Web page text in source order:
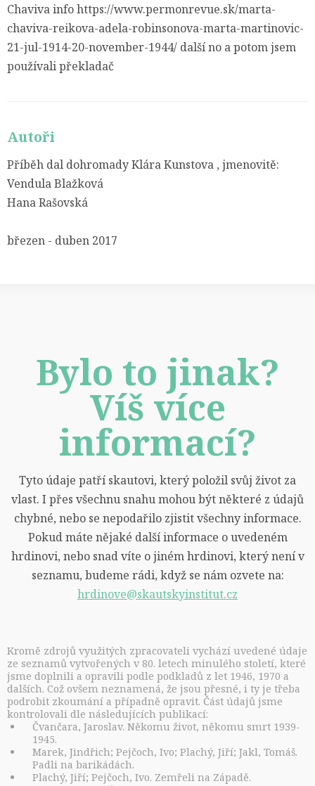
Chaviva info https://www.permonrevue.sk/marta-
chaviva-reikova-adela-robinsonova-marta-martinovic-
21-jul-1914-20-november-1944/ další no a potom jsem
používali překladač
Autoři
Příběh dal dohromady Klára Kunstova , jmenovitě:
Vendula Blažková
Hana Rašovská
březen - duben 2017
Bylo to jinak?
Víš více
informací?
Tyto údaje patří skautovi, který položil svůj život za
vlast. I přes všechnu snahu mohou být některé z údajů
chybné, nebo se nepodařilo zjistit všechny informace.
Pokud máte nějaké další informace o uvedeném
hrdinovi, nebo snad víte o jiném hrdinovi, který není v
seznamu, budeme rádi, když se nám ozvete na:
hrdinove@skautskyinstitut.cz
Kromě zdrojů využitých zpracovateli vychází uvedené údaje
ze seznamů vytvořených v 80. letech minulého století, které
jsme doplnili a opravili podle podkladů z let 1946, 1970 a
dalších. Což ovšem neznamená, že jsou přesné, i ty je třeba
podrobit zkoumání a případně opravit. Část údajů jsme
kontrolovali dle následujících publikací:
Čvančara, Jaroslav. Někomu život, někomu smrt 1939-
1945.
Marek, Jindřich; Pejčoch, Ivo; Plachý, Jiří; Jakl, Tomáš.
Padli na barikádách.
Plachý, Jiří; Pejčoch, Ivo. Zemřeli na Západě.